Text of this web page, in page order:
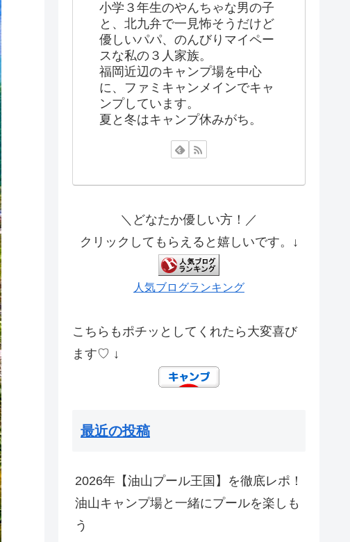
小学３年生のやんちゃな男の子
と、北九弁で一見怖そうだけど
優しいパパ、のんびりマイペー
スな私の３人家族。
福岡近辺のキャンプ場を中心
に、ファミキャンメインでキャ
ンプしています。
夏と冬はキャンプ休みがち。
＼どなたか優しい方！／
クリックしてもらえると嬉しいです。↓
人気ブログランキング
こちらもポチッとしてくれたら大変喜び
ます♡ ↓
最近の投稿
2026年【油山プール王国】を徹底レポ！
油山キャンプ場と一緒にプールを楽しも
う